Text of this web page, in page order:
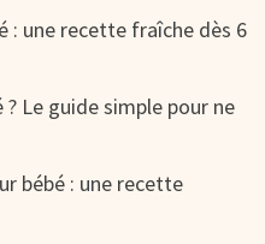
: une recette fraîche dès 6
Le guide simple pour ne
bébé : une recette